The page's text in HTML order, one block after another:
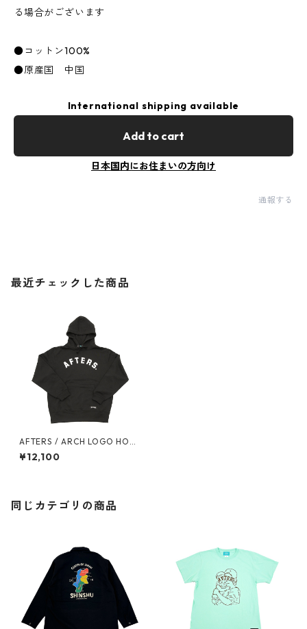
る場合がございます
●コットン100%
●原産国 中国
International shipping available
Add to cart
日本国内にお住まいの方向け
通報する
最近チェックした商品
AFTERS / ARCH LOGO HOO
DIE
¥12,100
同じカテゴリの商品